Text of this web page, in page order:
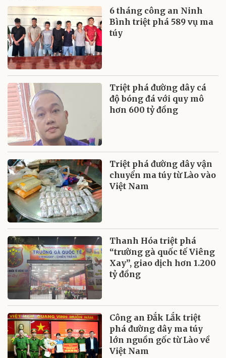
6 tháng công an Ninh
Bình triệt phá 589 vụ ma
túy
Triệt phá đường dây cá
độ bóng đá với quy mô
hơn 600 tỷ đồng
Triệt phá đường dây vận
chuyển ma túy từ Lào vào
Việt Nam
Thanh Hóa triệt phá
“trường gà quốc tế Viêng
Xay”, giao dịch hơn 1.200
tỷ đồng
Công an Đắk Lắk triệt
phá đường dây ma túy
lớn nguồn gốc từ Lào về
Việt Nam